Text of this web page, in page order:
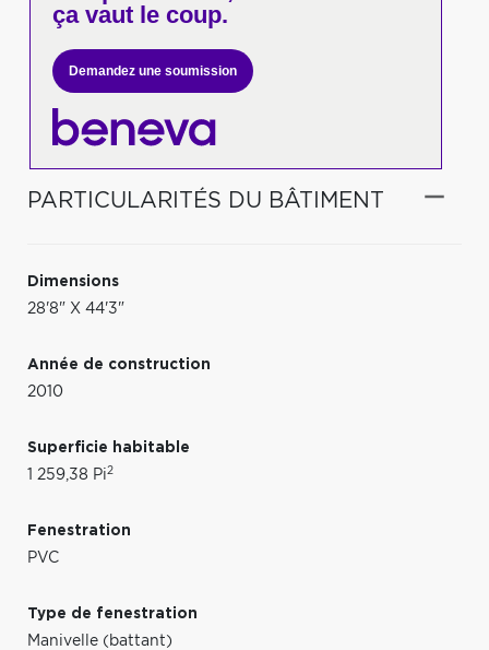
ça vaut le coup.
Demandez une soumission
PARTICULARITÉS DU BÂTIMENT
Dimensions
28'8" X 44'3"
Année de construction
2010
Superficie habitable
1 259,38 Pi2
Fenestration
PVC
Type de fenestration
Manivelle (battant)